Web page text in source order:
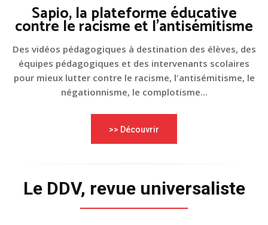
Sapio, la plateforme éducative
contre le racisme et l'antisémitisme
Des vidéos pédagogiques à destination des élèves, des
équipes pédagogiques et des intervenants scolaires
pour mieux lutter contre le racisme, l'antisémitisme, le
négationnisme, le complotisme...
>> Découvrir
Le DDV, revue universaliste